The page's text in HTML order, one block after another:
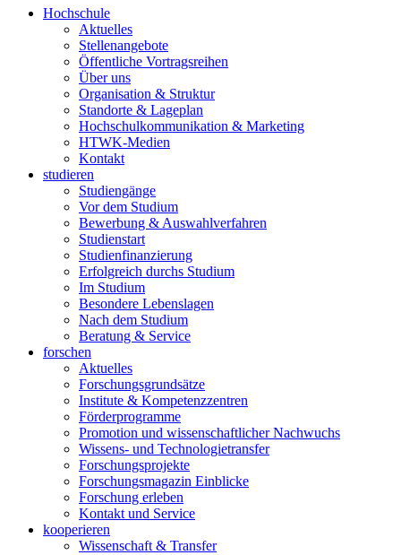
Hochschule
Aktuelles
Stellenangebote
Öffentliche Vortragsreihen
Über uns
Organisation & Struktur
Standorte & Lageplan
Hochschulkommunikation & Marketing
HTWK-Medien
Kontakt
studieren
Studiengänge
Vor dem Studium
Bewerbung & Auswahlverfahren
Studienstart
Studienfinanzierung
Erfolgreich durchs Studium
Im Studium
Besondere Lebenslagen
Nach dem Studium
Beratung & Service
forschen
Aktuelles
Forschungsgrundsätze
Institute & Kompetenzzentren
Förderprogramme
Promotion und wissenschaftlicher Nachwuchs
Wissens- und Technologietransfer
Forschungsprojekte
Forschungsmagazin Einblicke
Forschung erleben
Kontakt und Service
kooperieren
Wissenschaft & Transfer